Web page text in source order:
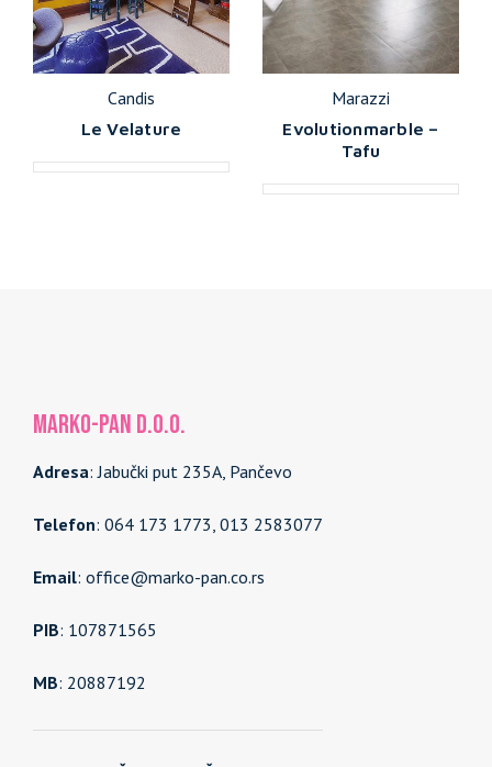
Candis
Le Velature
Marazzi
Evolutionmarble –
Tafu
MARKO-PAN d.o.o.
Adresa: Jabučki put 235A, Pančevo
Telefon: 064 173 1773, 013 2583077
Email: office@marko-pan.co.rs
PIB: 107871565
MB: 20887192